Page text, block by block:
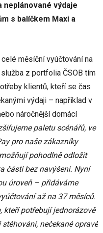
neplánované výdaje
s balíčkem Maxi a
měsíční vyúčtování na
z portfolia ČSOB tím
klientů, kteří se čas
výdaji – například v
náročnější domácí
paletu scénářů, ve
pro naše zákazníky
pohodlně odložit
částí bez navýšení. Nyní
úroveň – přidáváme
až na 37 měsíců.
kteří potřebují jednorázově
nečekané opravě